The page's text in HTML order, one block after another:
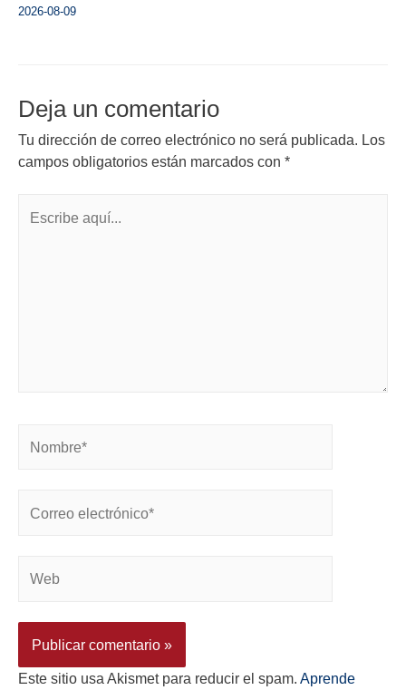
2026-08-09
Deja un comentario
Tu dirección de correo electrónico no será publicada. Los
campos obligatorios están marcados con *
Este sitio usa Akismet para reducir el spam. Aprende